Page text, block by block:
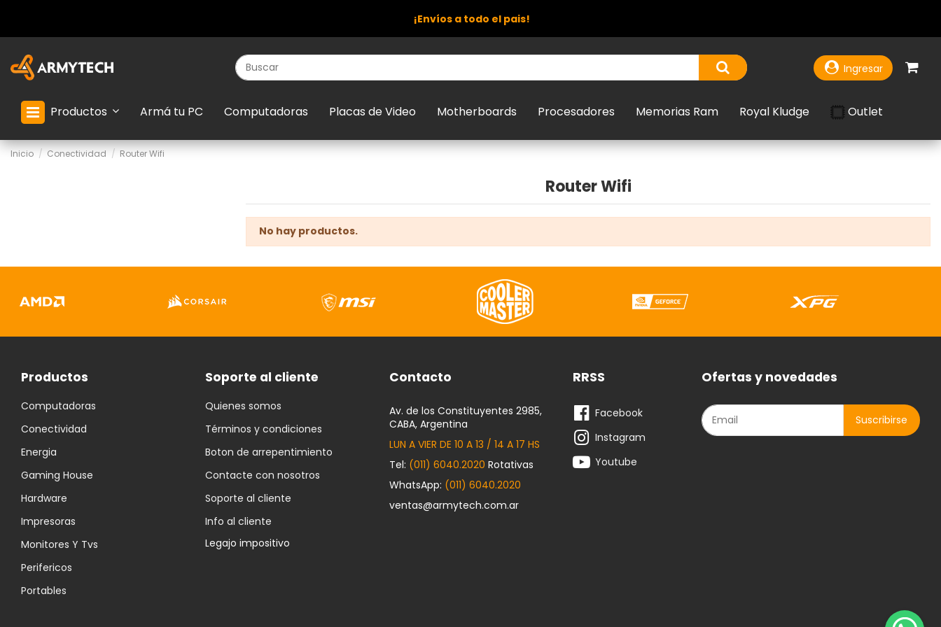
¡Envíos a todo el pais!
Ingresar
Productos Armá tu PC Computadoras Placas de Video Motherboards Procesadores Memorias Ram Royal Kludge Outlet
Inicio Conectividad Router Wifi
Router Wifi
No hay productos.
Productos
Computadoras
Conectividad
Energia
Gaming House
Hardware
Impresoras
Monitores Y Tvs
Perifericos
Portables
Soporte al cliente
Quienes somos
Términos y condiciones
Boton de arrepentimiento
Contacte con nosotros
Soporte al cliente
Info al cliente
Legajo impositivo
Contacto
Av. de los Constituyentes 2985,
CABA, Argentina
LUN A VIER DE 10 A 13 / 14 A 17 HS
Tel: (011) 6040.2020 Rotativas
WhatsApp: (011) 6040.2020
ventas@armytech.com.ar
RRSS
Facebook
Instagram
Youtube
Ofertas y novedades